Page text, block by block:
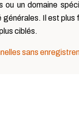
un domaine
Il est plus
ciblés.
sans